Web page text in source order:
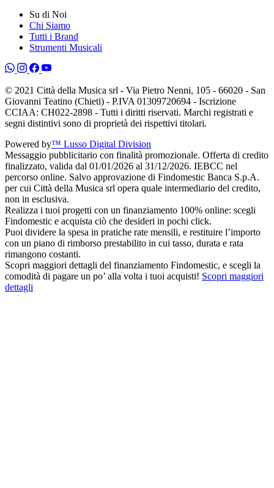
Su di Noi
Chi Siamo
Tutti i Brand
Strumenti Musicali
© 2021 Città della Musica srl - Via Pietro Nenni, 105 - 66020 - San
Giovanni Teatino (Chieti) - P.IVA 01309720694 - Iscrizione
CCIAA: CH022-2898 - Tutti i diritti riservati. Marchi registrati e
segni distintivi sono di proprietà dei rispettivi titolari.
Powered by™ Lusso Digital Division
Messaggio pubblicitario con finalità promozionale. Offerta di credito
finalizzato, valida dal 01/01/2026 al 31/12/2026. IEBCC nel
percorso online. Salvo approvazione di Findomestic Banca S.p.A.
per cui Città della Musica srl opera quale intermediario del credito,
non in esclusiva.
Realizza i tuoi progetti con un finanziamento 100% online: scegli
Findomestic e acquista ciò che desideri in pochi click.
Puoi dividere la spesa in pratiche rate mensili, e restituire l’importo
con un piano di rimborso prestabilito in cui tasso, durata e rata
rimangono costanti.
Scopri maggiori dettagli del finanziamento Findomestic, e scegli la
comodità di pagare un po’ alla volta i tuoi acquisti! Scopri maggiori
dettagli